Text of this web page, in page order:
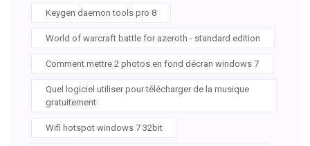
Keygen daemon tools pro 8
World of warcraft battle for azeroth - standard edition
Comment mettre 2 photos en fond décran windows 7
Quel logiciel utiliser pour télécharger de la musique
gratuitement
Wifi hotspot windows 7 32bit